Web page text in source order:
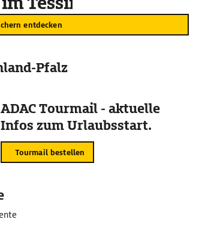
entdecken
Pfalz
ADAC Tourmail - aktuelle
Infos zum Urlaubsstart.
Tourmail bestellen